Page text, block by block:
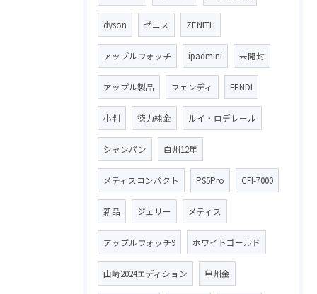
dyson ゼニス ZENITH
アップルウォッチ ipadmini 未開封
アップル製品 フェンディ FENDI
小判 徳力純金 ルイ・ロデレール
シャンパン 白州12年
メティスコンパクト PS5Pro CFI-7000
新品 ジェリー メティス
アップルウォッチ9 ホワイトゴールド
山崎2024エディション 甲州金